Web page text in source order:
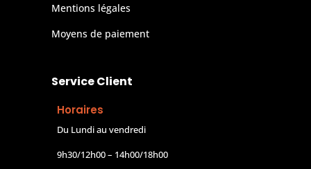
Mentions légales
Moyens de paiement
Service Client
Horaires
Du Lundi au vendredi
9h30/12h00 – 14h00/18h00